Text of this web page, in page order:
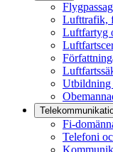
Lufttrafik,
Luftfartyg
Utbildning
Fi-
Telefoni